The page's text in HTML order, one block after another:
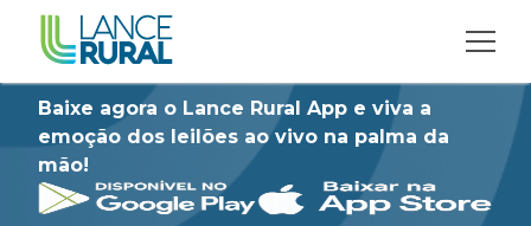
Baixe agora o Lance Rural App e viva a
emoção dos leilões ao vivo na palma da
mão!